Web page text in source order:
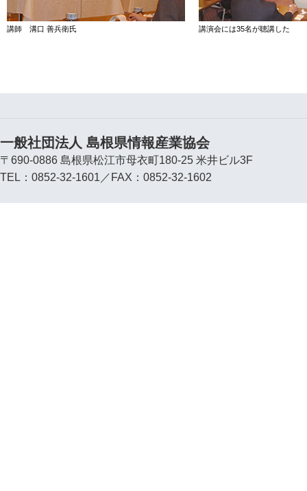
講師 溝口 善兵衛氏 講演会には35名が聴講した
一般社団法人 島根県情報産業協会
〒690-0886 島根県松江市母衣町180-25 米井ビル3F
TEL：0852-32-1601／FAX：0852-32-1602